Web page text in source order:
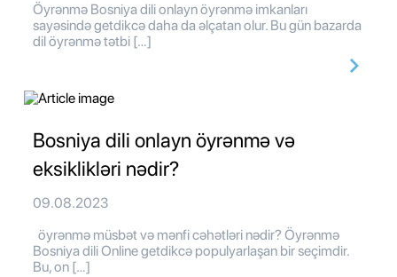
Öyrənmə Bosniya dili onlayn öyrənmə imkanları
sayəsində getdikcə daha da əlçatan olur. Bu gün bazarda
dil öyrənmə tətbi […]
Bosniya dili onlayn öyrənmə və
eksiklikləri nədir?
09.08.2023
öyrənmə müsbət və mənfi cəhətləri nədir? Öyrənmə
Bosniya dili Online getdikcə populyarlaşan bir seçimdir.
Bu, on […]